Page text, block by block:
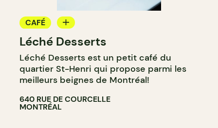
CAFÉ
BOULANGERIE
COMPTOIR
Léché Desserts
Léché Desserts est un petit café du
quartier St-Henri qui propose parmi les
meilleurs beignes de Montréal!
640 RUE DE COURCELLE
MONTRÉAL